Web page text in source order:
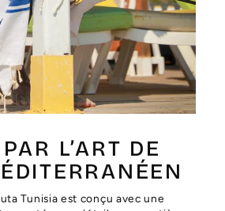
L’ART DE
Tunisia est conçu avec une